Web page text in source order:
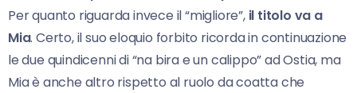
Per quanto riguarda invece il “migliore”,il titolo va a
Mia. Certo, il suo eloquio forbito ricorda in continuazione
le due quindicenni di “na bira e un calippo” ad Ostia, ma
Mia è anche altro rispetto al ruolo da coatta che